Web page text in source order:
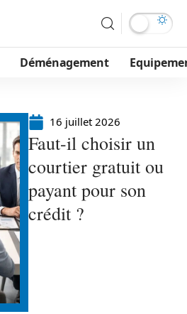
Déménagement
16 juillet 2026
Faut-il choisir un
courtier gratuit ou
payant pour son
crédit ?